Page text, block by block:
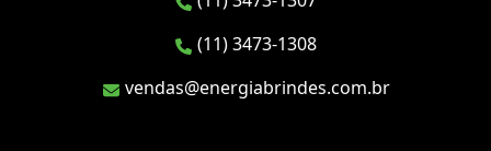
(11) 3473-1308
vendas@energiabrindes.com.br